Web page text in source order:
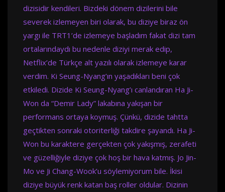
dizisidir kendileri. Bizdeki dönem dizilerini bile
severek izlemeyen biri olarak, bu diziye biraz ön
yargı ile TRT1’de izlemeye başladım fakat dizi tam
ortalarındaydı bu nedenle diziyi merak edip,
Netflix’de Türkçe alt yazılı olarak izlemeye karar
verdim. Ki Seung-Nyang’ın yaşadıkları beni çok
etkiledi. Dizide Ki Seung-Nyang’ı canlandıran Ha Ji-
Won da “Demir Lady” lakabına yakışan bir
performans ortaya koymuş. Çünkü, dizide tahtta
geçtikten sonraki otoriterliği takdire şayandı. Ha Ji-
Won bu karaktere gerçekten çok yakışmış, zerafeti
ve güzelliğiyle diziye çok hoş bir hava katmış. Jo Jin-
Mo ve Ji Chang-Wook’u söylemiyorum bile. İkisi
diziye büyük renk katan baş roller oldular. Dizinin